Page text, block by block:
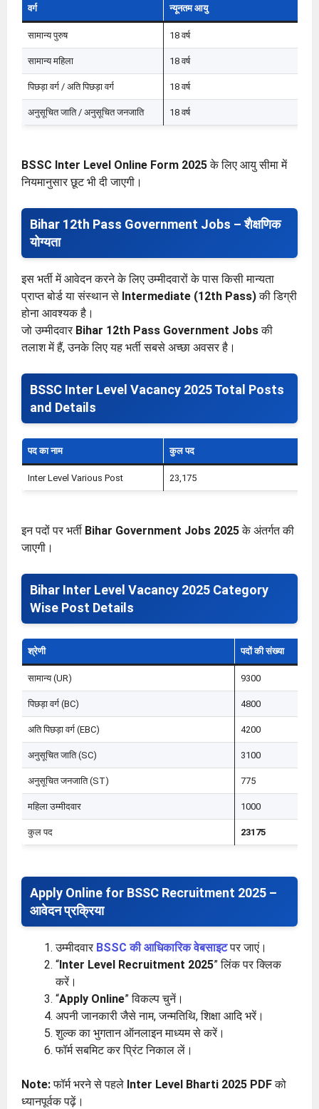
वर्ग न्यूनतम आयु
सामान्य पुरुष 18 वर्ष
सामान्य महिला 18 वर्ष
पिछड़ा वर्ग / अति पिछड़ा वर्ग 18 वर्ष
अनुसूचित जाति / अनुसूचित जनजाति 18 वर्ष
BSSC Inter Level Online Form 2025के लिए आयु सीमा में
नियमानुसार छूट भी दी जाएगी।
Bihar 12th Pass Government Jobs – शैक्षणिक
योग्यता
इस भर्ती में आवेदन करने के लिए उम्मीदवारों के पास किसी मान्यता
प्राप्त बोर्ड या संस्थान से Intermediate (12th Pass)की डिग्री
होना आवश्यक है।
जो उम्मीदवार Bihar 12th Pass Government Jobsकी
तलाश में हैं, उनके लिए यह भर्ती सबसे अच्छा अवसर है।
BSSC Inter Level Vacancy 2025 Total Posts
and Details
पद का नाम कुल पद
Inter Level Various Post 23,175
इन पदों पर भर्ती Bihar Government Jobs 2025के अंतर्गत की
जाएगी।
Bihar Inter Level Vacancy 2025 Category
Wise Post Details
श्रेणी पदों की संख्या
सामान्य (UR) 9300
पिछड़ा वर्ग (BC) 4800
अति पिछड़ा वर्ग (EBC) 4200
अनुसूचित जाति (SC) 3100
अनुसूचित जनजाति (ST) 775
महिला उम्मीदवार 1000
कुल पद 23175
Apply Online for BSSC Recruitment 2025 –
आवेदन प्रक्रिया
उम्मीदवार BSSC की आधिकारिक वेबसाइटपर जाएं।
“Inter Level Recruitment 2025” लिंक पर क्लिक
करें।
“Apply Online” विकल्प चुनें।
अपनी जानकारी जैसे नाम, जन्मतिथि, शिक्षा आदि भरें।
शुल्क का भुगतान ऑनलाइन माध्यम से करें।
फॉर्म सबमिट कर प्रिंट निकाल लें।
Note:फॉर्म भरने से पहले Inter Level Bharti 2025 PDFको
ध्यानपूर्वक पढ़ें।